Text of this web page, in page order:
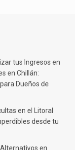
tus Ingresos en
en Chillán:
Dueños de
en el Litoral
desde tu
Alternativos en